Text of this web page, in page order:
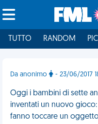
TUTTO RANDOM
Da anonimo - 23/06/2017
Oggi i bambini di sette
inventati un nuovo
fanno toccare un